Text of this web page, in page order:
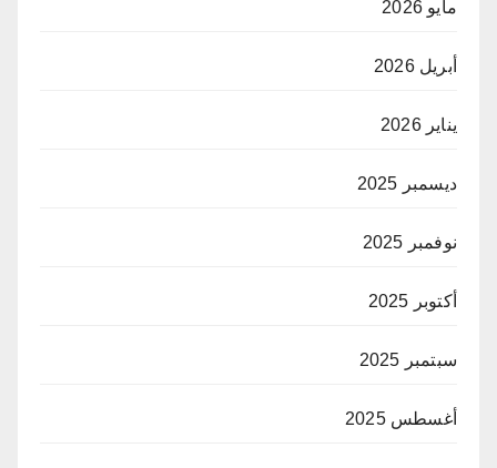
مايو 2026
أبريل 2026
يناير 2026
ديسمبر 2025
نوفمبر 2025
أكتوبر 2025
سبتمبر 2025
أغسطس 2025